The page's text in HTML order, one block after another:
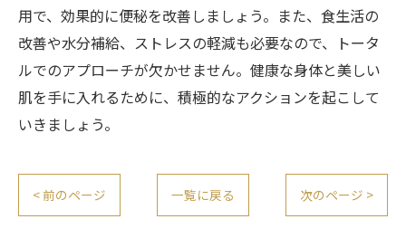
用で、効果的に便秘を改善しましょう。また、食生活の
改善や水分補給、ストレスの軽減も必要なので、トータ
ルでのアプローチが欠かせません。健康な身体と美しい
肌を手に入れるために、積極的なアクションを起こして
いきましょう。
< 前のページ 一覧に戻る 次のページ >